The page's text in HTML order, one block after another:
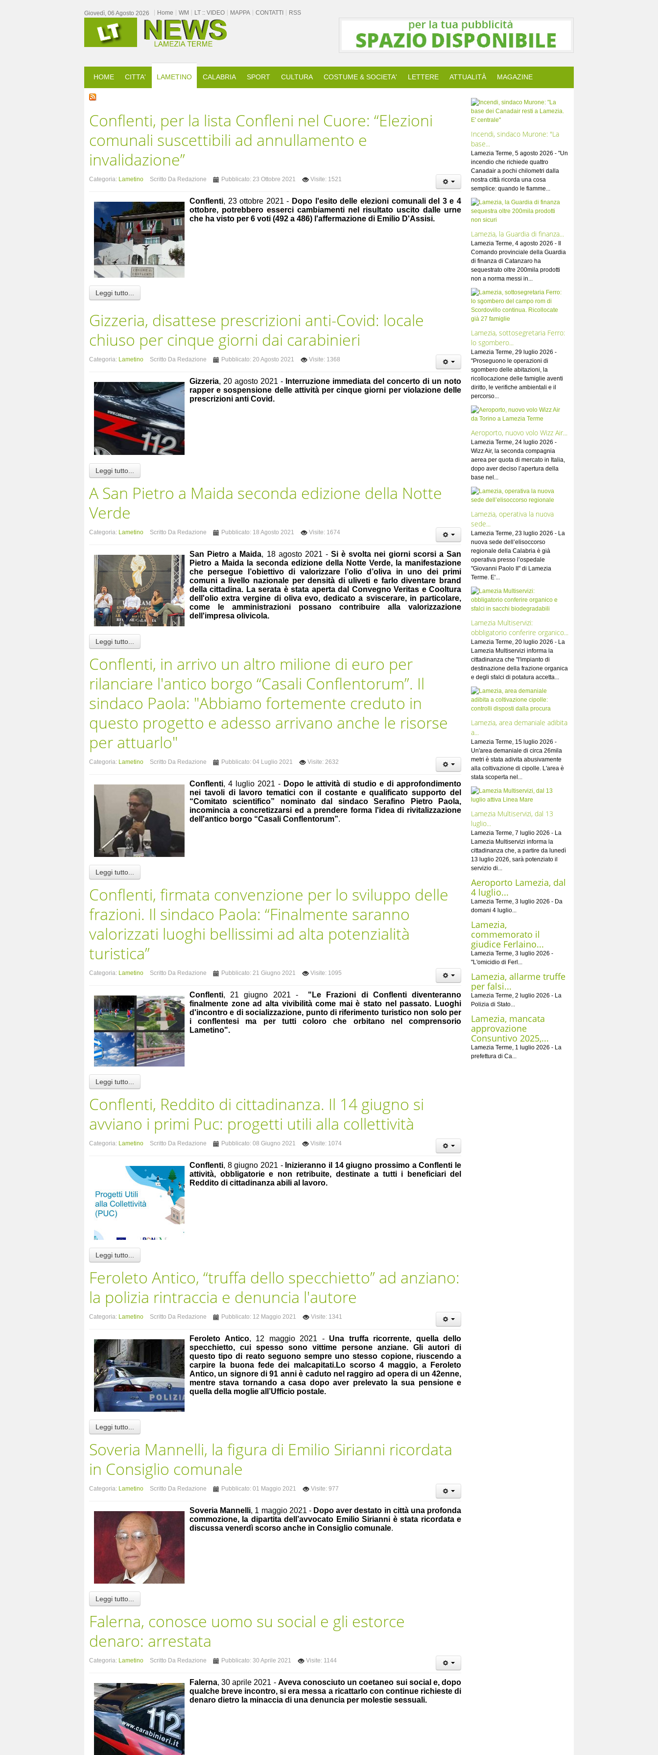
Giovedì, 06 Agosto 2026 Home WM LT :: VIDEO MAPPA CONTATTI RSS
HOME CITTA' LAMETINO CALABRIA SPORT CULTURA COSTUME & SOCIETA' LETTERE ATTUALITÀ MAGAZINE
Conflenti, per la lista Confleni nel Cuore: “Elezioni
comunali suscettibili ad annullamento e
invalidazione”
Categoria: Lametino Scritto Da Redazione Pubblicato: 23 Ottobre 2021 Visite: 1521
Conflenti, 23 ottobre 2021 - Dopo l'esito delle elezioni comunali del 3 e 4
ottobre, potrebbero esserci cambiamenti nel risultato uscito dalle urne
che ha visto per 6 voti (492 a 486) l'affermazione di Emilio D'Assisi.
Leggi tutto...
Gizzeria, disattese prescrizioni anti-Covid: locale
chiuso per cinque giorni dai carabinieri
Categoria: Lametino Scritto Da Redazione Pubblicato: 20 Agosto 2021 Visite: 1368
Gizzeria, 20 agosto 2021 - Interruzione immediata del concerto di un noto
rapper e sospensione delle attività per cinque giorni per violazione delle
prescrizioni anti Covid.
Leggi tutto...
A San Pietro a Maida seconda edizione della Notte
Verde
Categoria: Lametino Scritto Da Redazione Pubblicato: 18 Agosto 2021 Visite: 1674
San Pietro a Maida, 18 agosto 2021 -Si è svolta nei giorni scorsi a San
Pietro a Maida la seconda edizione della Notte Verde, la manifestazione
che persegue l’obiettivo di valorizzare l’olio d’oliva in uno dei primi
comuni a livello nazionale per densità di uliveti e farlo diventare brand
della cittadina. La serata è stata aperta dal Convegno Veritas e Cooltura
dell'olio extra vergine di oliva evo, dedicato a sviscerare, in particolare,
come le amministrazioni possano contribuire alla valorizzazione
dell'impresa olivicola.
Leggi tutto...
Conflenti, in arrivo un altro milione di euro per
rilanciare l'antico borgo “Casali Conflentorum”. Il
sindaco Paola: "Abbiamo fortemente creduto in
questo progetto e adesso arrivano anche le risorse
per attuarlo"
Categoria: Lametino Scritto Da Redazione Pubblicato: 04 Luglio 2021 Visite: 2632
Conflenti, 4 luglio 2021 - Dopo le attività di studio e di approfondimento
nei tavoli di lavoro tematici con il costante e qualificato supporto del
“Comitato scientifico” nominato dal sindaco Serafino Pietro Paola,
incomincia a concretizzarsi ed a prendere forma l'idea di rivitalizzazione
dell'antico borgo “Casali Conflentorum”.
Leggi tutto...
Conflenti, firmata convenzione per lo sviluppo delle
frazioni. Il sindaco Paola: “Finalmente saranno
valorizzati luoghi bellissimi ad alta potenzialità
turistica”
Categoria: Lametino Scritto Da Redazione Pubblicato: 21 Giugno 2021 Visite: 1095
Conflenti, 21 giugno 2021 - "Le Frazioni di Conflenti diventeranno
finalmente zone ad alta vivibilità come mai è stato nel passato. Luoghi
d'incontro e di socializzazione, punto di riferimento turistico non solo per
i conflentesi ma per tutti coloro che orbitano nel comprensorio
Lametino".
Leggi tutto...
Conflenti, Reddito di cittadinanza. Il 14 giugno si
avviano i primi Puc: progetti utili alla collettività
Categoria: Lametino Scritto Da Redazione Pubblicato: 08 Giugno 2021 Visite: 1074
Conflenti, 8 giugno 2021 - Inizieranno il 14 giugno prossimo a Conflenti le
attività, obbligatorie e non retribuite, destinate a tutti i beneficiari del
Reddito di cittadinanza abili al lavoro.
Leggi tutto...
Feroleto Antico, “truffa dello specchietto” ad anziano:
la polizia rintraccia e denuncia l'autore
Categoria: Lametino Scritto Da Redazione Pubblicato: 12 Maggio 2021 Visite: 1341
Feroleto Antico, 12 maggio 2021 -Una truffa ricorrente, quella dello
specchietto, cui spesso sono vittime persone anziane. Gli autori di
questo tipo di reato seguono sempre uno stesso copione, riuscendo a
carpire la buona fede dei malcapitati.Lo scorso 4 maggio, a Feroleto
Antico, un signore di 91 anni è caduto nel raggiro ad opera di un 42enne,
mentre stava tornando a casa dopo aver prelevato la sua pensione e
quella della moglie all’Ufficio postale.
Leggi tutto...
Soveria Mannelli, la figura di Emilio Sirianni ricordata
in Consiglio comunale
Categoria: Lametino Scritto Da Redazione Pubblicato: 01 Maggio 2021 Visite: 977
Soveria Mannelli, 1 maggio 2021 - Dopo aver destato in città una profonda
commozione, la dipartita dell’avvocato Emilio Sirianni è stata ricordata e
discussa venerdì scorso anche in Consiglio comunale.
Leggi tutto...
Falerna, conosce uomo su social e gli estorce
denaro: arrestata
Categoria: Lametino Scritto Da Redazione Pubblicato: 30 Aprile 2021 Visite: 1144
Falerna, 30 aprile 2021 - Aveva conosciuto un coetaneo sui social e, dopo
qualche breve incontro, si era messa a ricattarlo con continue richieste di
denaro dietro la minaccia di una denuncia per molestie sessuali.
Incendi, sindaco Murone: "La
base...
Lamezia Terme, 5 agosto 2026 - "Un
incendio che richiede quattro
Canadair a pochi chilometri dalla
nostra città ricorda una cosa
semplice: quando le fiamme...
Lamezia, la Guardia di finanza...
Lamezia Terme, 4 agosto 2026 - Il
Comando provinciale della Guardia
di finanza di Catanzaro ha
sequestrato oltre 200mila prodotti
non a norma messi in...
Lamezia, sottosegretaria Ferro:
lo sgombero...
Lamezia Terme, 29 luglio 2026 -
"Proseguono le operazioni di
sgombero delle abitazioni, la
ricollocazione delle famiglie aventi
diritto, le verifiche ambientali e il
percorso...
Aeroporto, nuovo volo Wizz Air...
Lamezia Terme, 24 luglio 2026 -
Wizz Air, la seconda compagnia
aerea per quota di mercato in Italia,
dopo aver deciso l’apertura della
base nel...
Lamezia, operativa la nuova
sede...
Lamezia Terme, 23 luglio 2026 - La
nuova sede dell’elisoccorso
regionale della Calabria è già
operativa presso l’ospedale
"Giovanni Paolo II" di Lamezia
Terme. E'...
Lamezia Multiservizi:
obbligatorio conferire organico...
Lamezia Terme, 20 luglio 2026 - La
Lamezia Multiservizi informa la
cittadinanza che "l'impianto di
destinazione della frazione organica
e degli sfalci di potatura accetta...
Lamezia, area demaniale adibita
a...
Lamezia Terme, 15 luglio 2026 -
Un'area demaniale di circa 26mila
metri è stata adivita abusivamente
alla coltivazione di cipolle. L'area è
stata scoperta nel...
Lamezia Multiservizi, dal 13
luglio...
Lamezia Terme, 7 luglio 2026 - La
Lamezia Multiservizi informa la
cittadinanza che, a partire da lunedì
13 luglio 2026, sarà potenziato il
servizio di...
Aeroporto Lamezia, dal
4 luglio...
Lamezia Terme, 3 luglio 2026 - Da
domani 4 luglio...
Lamezia,
commemorato il
giudice Ferlaino...
Lamezia Terme, 3 luglio 2026 -
"L'omicidio di Ferl...
Lamezia, allarme truffe
per falsi...
Lamezia Terme, 2 luglio 2026 - La
Polizia di Stato...
Lamezia, mancata
approvazione
Consuntivo 2025,...
Lamezia Terme, 1 luglio 2026 - La
prefettura di Ca...